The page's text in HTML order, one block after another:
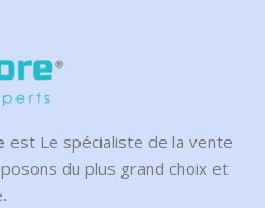
est Le spécialiste de la vente
du plus grand choix et